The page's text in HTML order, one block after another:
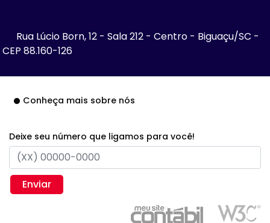
Rua Lúcio Born, 12 - Sala 212 - Centro - Biguaçu/SC -
CEP 88.160-126
Conheça mais sobre nós
Deixe seu número que ligamos para você!
Enviar